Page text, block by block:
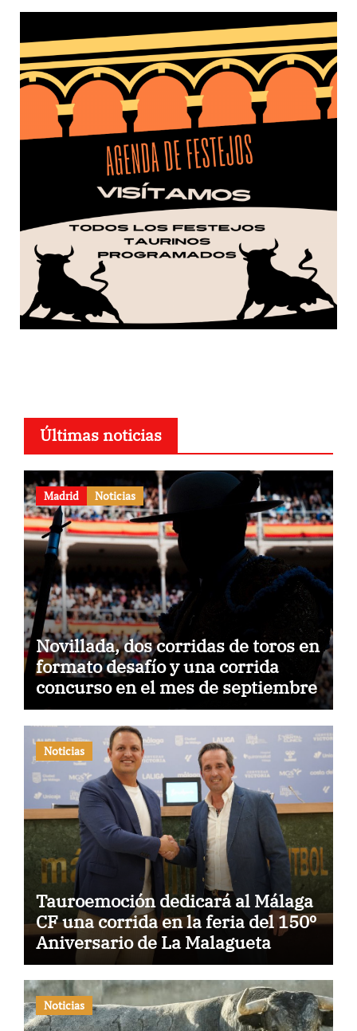
Últimas noticias
Madrid Noticias
Novillada, dos corridas de toros en
formato desafío y una corrida
concurso en el mes de septiembre
Noticias
Tauroemoción dedicará al Málaga
CF una corrida en la feria del 150º
Aniversario de La Malagueta
Noticias